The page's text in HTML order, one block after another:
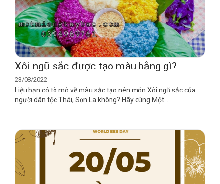
Xôi ngũ sắc được tạo màu bằng gì?
23/08/2022
Liệu bạn có tò mò về màu sắc tạo nên món Xôi ngũ sắc của
người dân tộc Thái, Sơn La không? Hãy cùng Một...